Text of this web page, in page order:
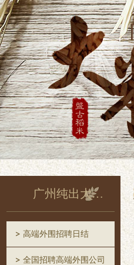
广州纯出大圈招聘
高端外围招聘日结
全国招聘高端外围公司